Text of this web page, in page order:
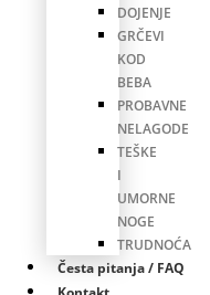
DOJENJE
GRČEVI
KOD
BEBA
PROBAVNE
NELAGODE
TEŠKE
I
UMORNE
NOGE
TRUDNOĆA
Česta pitanja / FAQ